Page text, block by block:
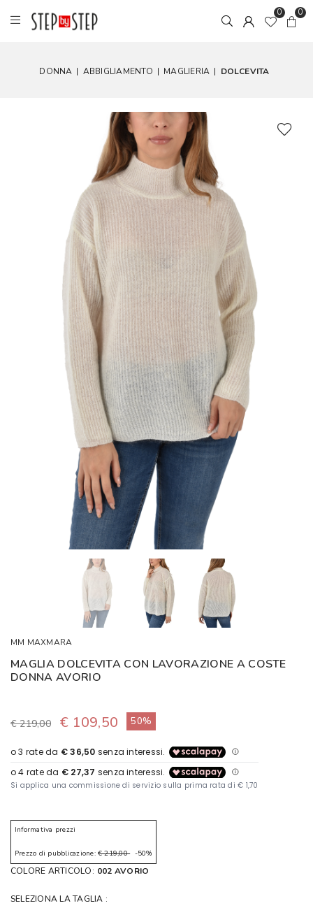
0 0
DONNA | ABBIGLIAMENTO | MAGLIERIA | DOLCEVITA
MM MAXMARA
MAGLIA DOLCEVITA CON LAVORAZIONE A COSTE
DONNA AVORIO
€ 219,00 € 109,50 50%
Informativa prezzi
Prezzo di pubblicazione: € 219,00-50%
COLORE ARTICOLO: 002 AVORIO
SELEZIONA LA TAGLIA :